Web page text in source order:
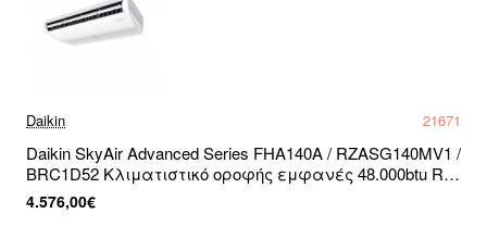
Daikin 21671
Daikin SkyAir Advanced Series FHA140A / RZASG140MV1 /
BRC1D52 Κλιματιστικό οροφής εμφανές 48.000btu R32
Inverter μονοφασικό (3 άτοκες δόσεις)
4.576,00€